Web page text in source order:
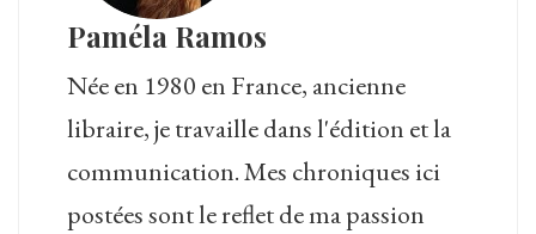
Paméla Ramos
Née en 1980 en France, ancienne
libraire, je travaille dans l'édition et la
communication. Mes chroniques ici
postées sont le reflet de ma passion